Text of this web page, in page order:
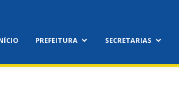
PREFEITURA SECRETARIAS